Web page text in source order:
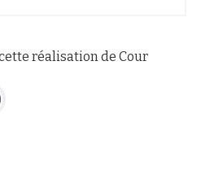
réalisation de Cour